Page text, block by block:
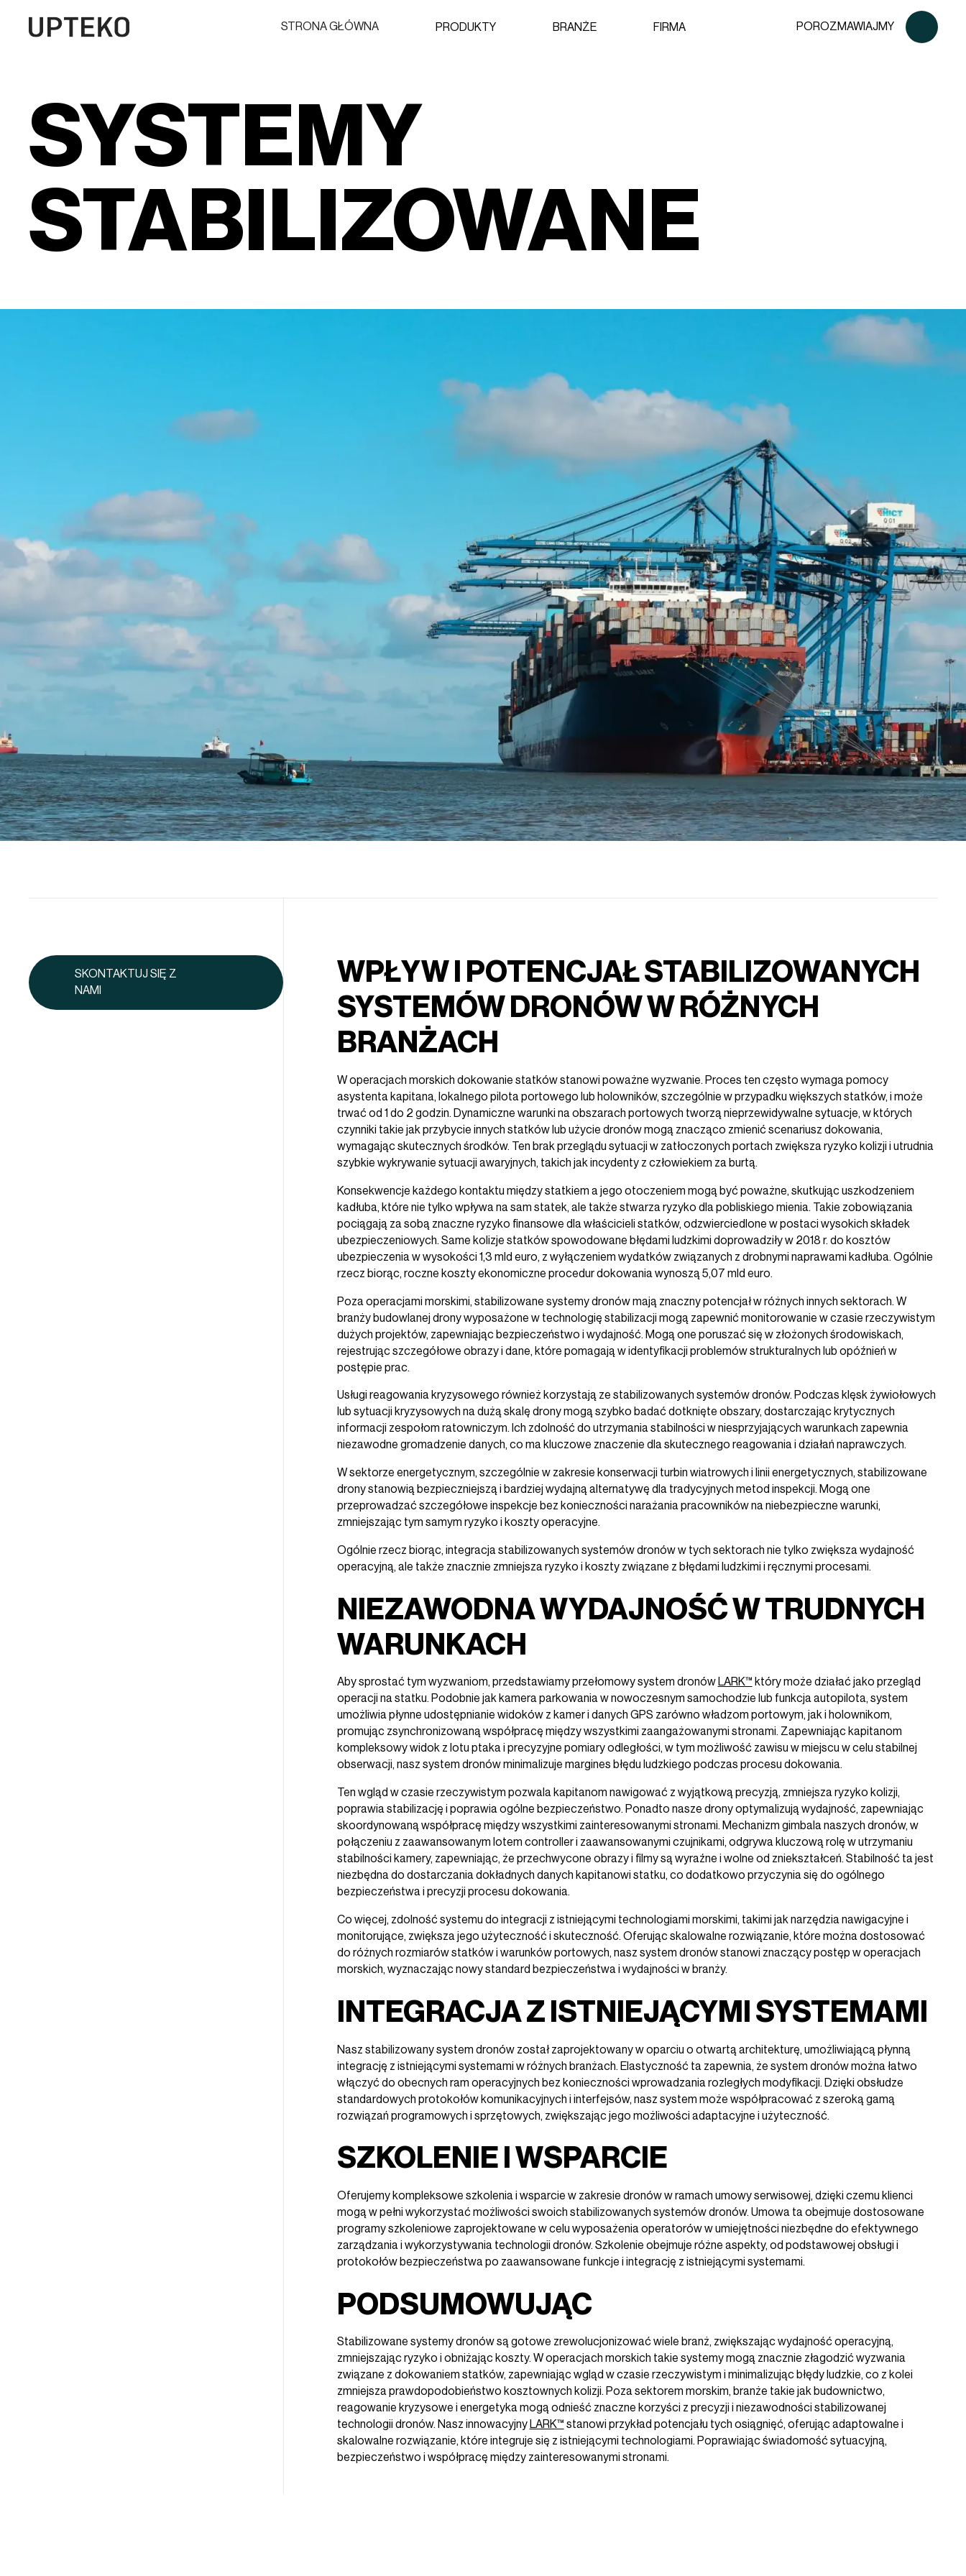
STRONA GŁÓWNA PRODUKTY BRANŻE FIRMA POROZMAWIAJMY
SYSTEMY
STABILIZOWANE
SKONTAKTUJ SIĘ Z
NAMI
WPŁYW I POTENCJAŁ STABILIZOWANYCH
SYSTEMÓW DRONÓW W RÓŻNYCH
BRANŻACH
W operacjach morskich dokowanie statków stanowi poważne wyzwanie. Proces ten często wymaga pomocy
asystenta kapitana, lokalnego pilota portowego lub holowników, szczególnie w przypadku większych statków, i może
trwać od 1 do 2 godzin. Dynamiczne warunki na obszarach portowych tworzą nieprzewidywalne sytuacje, w których
czynniki takie jak przybycie innych statków lub użycie dronów mogą znacząco zmienić scenariusz dokowania,
wymagając skutecznych środków. Ten brak przeglądu sytuacji w zatłoczonych portach zwiększa ryzyko kolizji i utrudnia
szybkie wykrywanie sytuacji awaryjnych, takich jak incydenty z człowiekiem za burtą.
Konsekwencje każdego kontaktu między statkiem a jego otoczeniem mogą być poważne, skutkując uszkodzeniem
kadłuba, które nie tylko wpływa na sam statek, ale także stwarza ryzyko dla pobliskiego mienia. Takie zobowiązania
pociągają za sobą znaczne ryzyko finansowe dla właścicieli statków, odzwierciedlone w postaci wysokich składek
ubezpieczeniowych. Same kolizje statków spowodowane błędami ludzkimi doprowadziły w 2018 r. do kosztów
ubezpieczenia w wysokości 1,3 mld euro, z wyłączeniem wydatków związanych z drobnymi naprawami kadłuba. Ogólnie
rzecz biorąc, roczne koszty ekonomiczne procedur dokowania wynoszą 5,07 mld euro.
Poza operacjami morskimi, stabilizowane systemy dronów mają znaczny potencjał w różnych innych sektorach. W
branży budowlanej drony wyposażone w technologię stabilizacji mogą zapewnić monitorowanie w czasie rzeczywistym
dużych projektów, zapewniając bezpieczeństwo i wydajność. Mogą one poruszać się w złożonych środowiskach,
rejestrując szczegółowe obrazy i dane, które pomagają w identyfikacji problemów strukturalnych lub opóźnień w
postępie prac.
Usługi reagowania kryzysowego również korzystają ze stabilizowanych systemów dronów. Podczas klęsk żywiołowych
lub sytuacji kryzysowych na dużą skalę drony mogą szybko badać dotknięte obszary, dostarczając krytycznych
informacji zespołom ratowniczym. Ich zdolność do utrzymania stabilności w niesprzyjających warunkach zapewnia
niezawodne gromadzenie danych, co ma kluczowe znaczenie dla skutecznego reagowania i działań naprawczych.
W sektorze energetycznym, szczególnie w zakresie konserwacji turbin wiatrowych i linii energetycznych, stabilizowane
drony stanowią bezpieczniejszą i bardziej wydajną alternatywę dla tradycyjnych metod inspekcji. Mogą one
przeprowadzać szczegółowe inspekcje bez konieczności narażania pracowników na niebezpieczne warunki,
zmniejszając tym samym ryzyko i koszty operacyjne.
Ogólnie rzecz biorąc, integracja stabilizowanych systemów dronów w tych sektorach nie tylko zwiększa wydajność
operacyjną, ale także znacznie zmniejsza ryzyko i koszty związane z błędami ludzkimi i ręcznymi procesami.
NIEZAWODNA WYDAJNOŚĆ W TRUDNYCH
WARUNKACH
Aby sprostać tym wyzwaniom, przedstawiamy przełomowy system dronów LARK™ który może działać jako przegląd
operacji na statku. Podobnie jak kamera parkowania w nowoczesnym samochodzie lub funkcja autopilota, system
umożliwia płynne udostępnianie widoków z kamer i danych GPS zarówno władzom portowym, jak i holownikom,
promując zsynchronizowaną współpracę między wszystkimi zaangażowanymi stronami. Zapewniając kapitanom
kompleksowy widok z lotu ptaka i precyzyjne pomiary odległości, w tym możliwość zawisu w miejscu w celu stabilnej
obserwacji, nasz system dronów minimalizuje margines błędu ludzkiego podczas procesu dokowania.
Ten wgląd w czasie rzeczywistym pozwala kapitanom nawigować z wyjątkową precyzją, zmniejsza ryzyko kolizji,
poprawia stabilizację i poprawia ogólne bezpieczeństwo. Ponadto nasze drony optymalizują wydajność, zapewniając
skoordynowaną współpracę między wszystkimi zainteresowanymi stronami. Mechanizm gimbala naszych dronów, w
połączeniu z zaawansowanym lotem controller i zaawansowanymi czujnikami, odgrywa kluczową rolę w utrzymaniu
stabilności kamery, zapewniając, że przechwycone obrazy i filmy są wyraźne i wolne od zniekształceń. Stabilność ta jest
niezbędna do dostarczania dokładnych danych kapitanowi statku, co dodatkowo przyczynia się do ogólnego
bezpieczeństwa i precyzji procesu dokowania.
Co więcej, zdolność systemu do integracji z istniejącymi technologiami morskimi, takimi jak narzędzia nawigacyjne i
monitorujące, zwiększa jego użyteczność i skuteczność. Oferując skalowalne rozwiązanie, które można dostosować
do różnych rozmiarów statków i warunków portowych, nasz system dronów stanowi znaczący postęp w operacjach
morskich, wyznaczając nowy standard bezpieczeństwa i wydajności w branży.
INTEGRACJA Z ISTNIEJĄCYMI SYSTEMAMI
Nasz stabilizowany system dronów został zaprojektowany w oparciu o otwartą architekturę, umożliwiającą płynną
integrację z istniejącymi systemami w różnych branżach. Elastyczność ta zapewnia, że system dronów można łatwo
włączyć do obecnych ram operacyjnych bez konieczności wprowadzania rozległych modyfikacji. Dzięki obsłudze
standardowych protokołów komunikacyjnych i interfejsów, nasz system może współpracować z szeroką gamą
rozwiązań programowych i sprzętowych, zwiększając jego możliwości adaptacyjne i użyteczność.
SZKOLENIE I WSPARCIE
Oferujemy kompleksowe szkolenia i wsparcie w zakresie dronów w ramach umowy serwisowej, dzięki czemu klienci
mogą w pełni wykorzystać możliwości swoich stabilizowanych systemów dronów. Umowa ta obejmuje dostosowane
programy szkoleniowe zaprojektowane w celu wyposażenia operatorów w umiejętności niezbędne do efektywnego
zarządzania i wykorzystywania technologii dronów. Szkolenie obejmuje różne aspekty, od podstawowej obsługi i
protokołów bezpieczeństwa po zaawansowane funkcje i integrację z istniejącymi systemami.
PODSUMOWUJĄC
Stabilizowane systemy dronów są gotowe zrewolucjonizować wiele branż, zwiększając wydajność operacyjną,
zmniejszając ryzyko i obniżając koszty. W operacjach morskich takie systemy mogą znacznie złagodzić wyzwania
związane z dokowaniem statków, zapewniając wgląd w czasie rzeczywistym i minimalizując błędy ludzkie, co z kolei
zmniejsza prawdopodobieństwo kosztownych kolizji. Poza sektorem morskim, branże takie jak budownictwo,
reagowanie kryzysowe i energetyka mogą odnieść znaczne korzyści z precyzji i niezawodności stabilizowanej
technologii dronów. Nasz innowacyjny LARK™ stanowi przykład potencjału tych osiągnięć, oferując adaptowalne i
skalowalne rozwiązanie, które integruje się z istniejącymi technologiami. Poprawiając świadomość sytuacyjną,
bezpieczeństwo i współpracę między zainteresowanymi stronami.